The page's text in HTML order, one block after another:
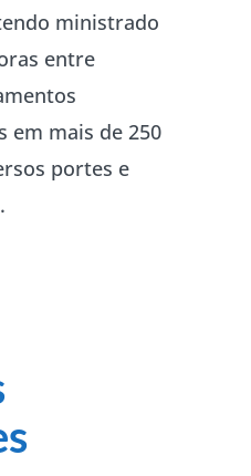
ministrado
entre
em mais de 250
portes e